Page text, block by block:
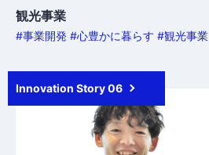
観光事業
#事業開発 #心豊かに暮らす #観光事業
Innovation Story 06